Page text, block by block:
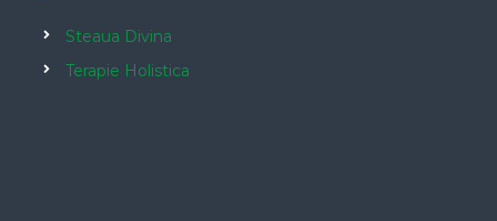
Steaua Divina
Terapie Holistica